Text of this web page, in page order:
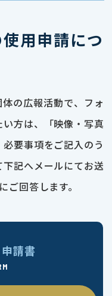
用申請につ
の広報活動で、フォ
方は、「映像・写真
要事項をご記入のう
記へメールにてお送
ご回答します。
請書